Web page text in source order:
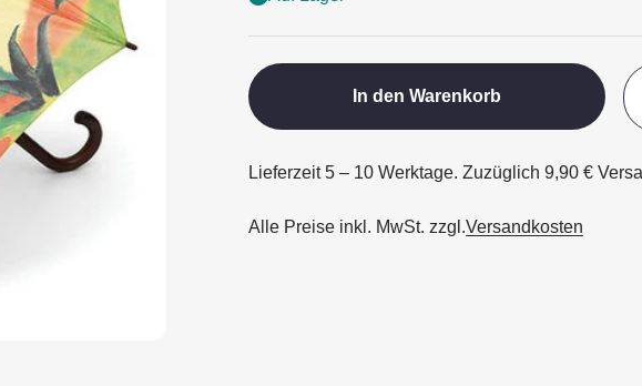
In den Warenkorb
Lieferzeit 5 – 10 Werktage. Zuzüglich 9,90 €
Alle Preise inkl. MwSt. zzgl.Versandkosten